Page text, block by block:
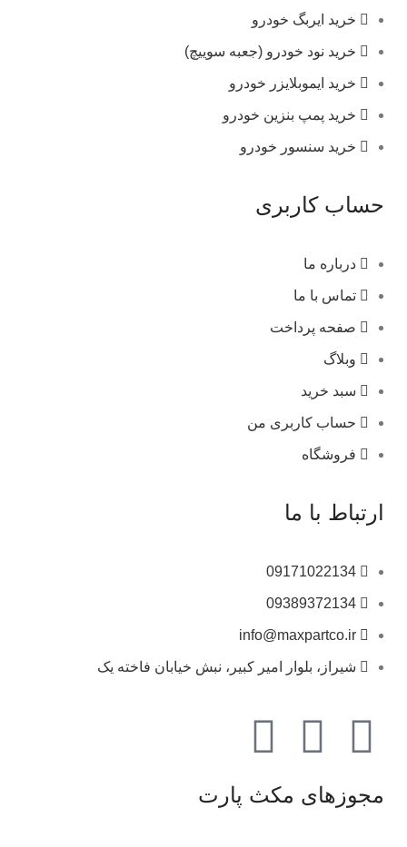
خرید ایربگ خودرو
خرید نود خودرو (جعبه سوییچ)
خرید ایموبلایزر خودرو
خرید پمپ بنزین خودرو
خرید سنسور خودرو
حساب کاربری
درباره ما
تماس با ما
صفحه پرداخت
وبلاگ
سبد خرید
حساب کاربری من
فروشگاه
ارتباط با ما
09171022134
09389372134
info@maxpartco.ir
شیراز، بلوار امیر کبیر، نبش خیابان فاخته یک
مجوزهای مکث پارت